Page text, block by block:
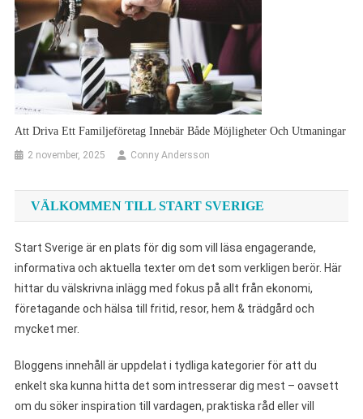
Att Driva Ett Familjeföretag Innebär Både Möjligheter Och Utmaningar
2 november, 2025 Conny Andersson
VÄLKOMMEN TILL START SVERIGE
Start Sverige är en plats för dig som vill läsa engagerande,
informativa och aktuella texter om det som verkligen berör. Här
hittar du välskrivna inlägg med fokus på allt från ekonomi,
företagande och hälsa till fritid, resor, hem & trädgård och
mycket mer.
Bloggens innehåll är uppdelat i tydliga kategorier för att du
enkelt ska kunna hitta det som intresserar dig mest – oavsett
om du söker inspiration till vardagen, praktiska råd eller vill